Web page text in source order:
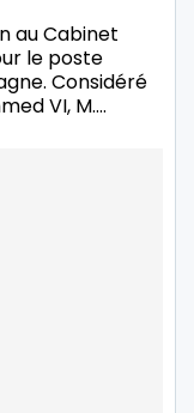
au Cabinet
le poste
Considéré
VI, M.…